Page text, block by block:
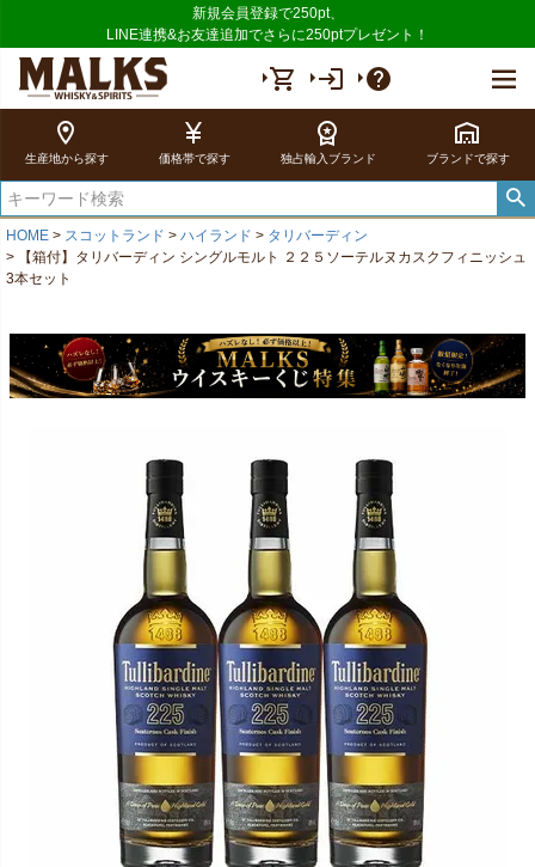
新規会員登録で250pt、
LINE連携&お友達追加でさらに250ptプレゼント！
shopping_cart login
help
location_on
生産地から探す
currency_yen
価格帯で探す
workspace_premium
独占輸入ブランド
warehouse
ブランドで探す
HOME スコットランド ハイランド
タリバーディン
【箱付】タリバーディン シングルモルト ２２５ソーテルヌカスクフィニッシュ
3本セット